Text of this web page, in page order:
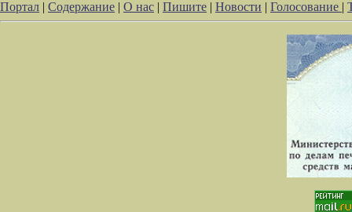
Портал | Содержание | О нас | Пишите | Новости | Голосование |